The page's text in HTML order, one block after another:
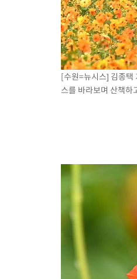
[수원=뉴시스] 김종택
스를 바라보며 산책